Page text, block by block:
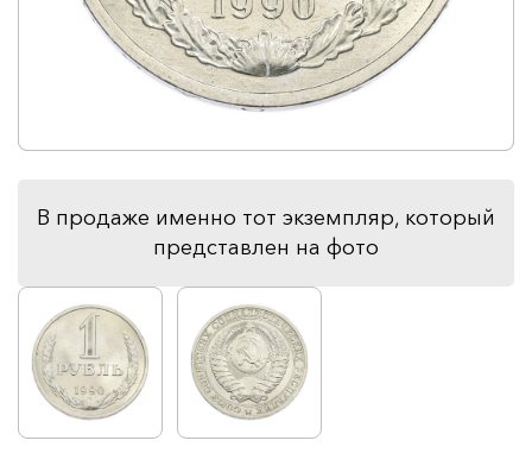
В продаже именно тот экземпляр, который
представлен на фото